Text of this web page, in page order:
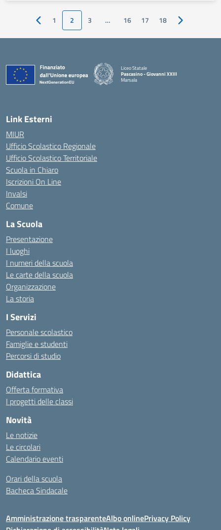
Pagina precedente
1 2 3 … 16 17 18 Pagina
Liceo Statale
Pascasino - Giovanni XXIII
Marsala
Link Esterni
MIUR
Ufficio Scolastico Regionale
Ufficio Scolastico Territoriale
Scuola in Chiaro
Iscrizioni On Line
Invalsi
Comune
La Scuola
Presentazione
I luoghi
I numeri della scuola
Le carte della scuola
Organizzazione
La storia
I Servizi
Personale scolastico
Famiglie e studenti
Percorsi di studio
Didattica
Offerta formativa
I progetti delle classi
Novità
Le notizie
Le circolari
Calendario eventi
Orari della scuola
Bacheca Sindacale
Amministrazione trasparenteAlbo onlinePrivacy Policy